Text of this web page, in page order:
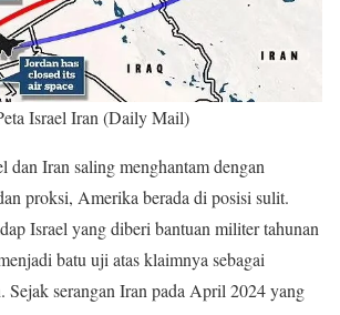
Israel Iran (Daily Mail)
dan Iran saling menghantam dengan
proksi, Amerika berada di posisi sulit.
Israel yang diberi bantuan militer tahunan
batu uji atas klaimnya sebagai
Sejak serangan Iran pada April 2024 yang